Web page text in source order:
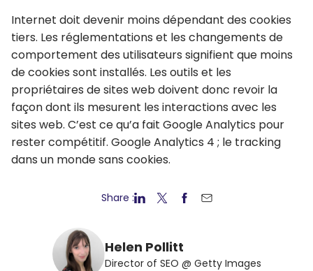
Internet doit devenir moins dépendant des cookies
tiers. Les réglementations et les changements de
comportement des utilisateurs signifient que moins
de cookies sont installés. Les outils et les
propriétaires de sites web doivent donc revoir la
façon dont ils mesurent les interactions avec les
sites web. C’est ce qu’a fait Google Analytics pour
rester compétitif. Google Analytics 4 ; le tracking
dans un monde sans cookies.
Share :
Helen Pollitt
Director of SEO @ Getty Images